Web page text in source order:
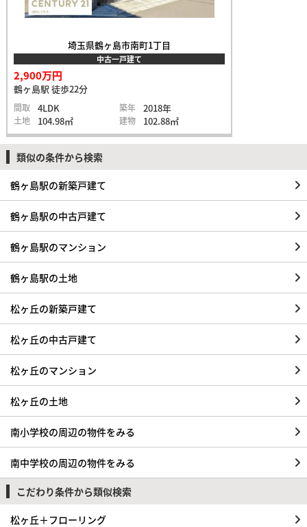
埼玉県鶴ヶ島市南町1丁目
中古一戸建て
2,900万円
鶴ヶ島駅 徒歩22分
間取 4LDK 築年 2018年
土地 104.98㎡ 建物 102.88㎡
類似の条件から検索
鶴ヶ島駅の新築戸建て
鶴ヶ島駅の中古戸建て
鶴ヶ島駅のマンション
鶴ヶ島駅の土地
松ヶ丘の新築戸建て
松ヶ丘の中古戸建て
松ヶ丘のマンション
松ヶ丘の土地
南小学校の周辺の物件をみる
南中学校の周辺の物件をみる
こだわり条件から類似検索
松ヶ丘＋フローリング